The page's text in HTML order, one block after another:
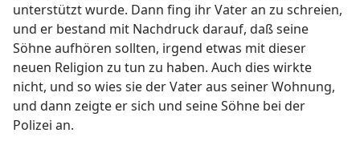
unterstützt wurde. Dann fing ihr Vater an zu schreien,
und er bestand mit Nachdruck darauf, daß seine
Söhne aufhören sollten, irgend etwas mit dieser
neuen Religion zu tun zu haben. Auch dies wirkte
nicht, und so wies sie der Vater aus seiner Wohnung,
und dann zeigte er sich und seine Söhne bei der
Polizei an.